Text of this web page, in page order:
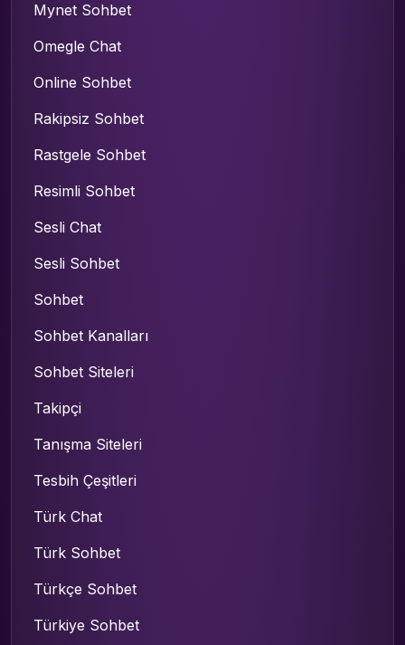
Mynet Sohbet
Omegle Chat
Online Sohbet
Rakipsiz Sohbet
Rastgele Sohbet
Resimli Sohbet
Sesli Chat
Sesli Sohbet
Sohbet
Sohbet Kanalları
Sohbet Siteleri
Takipçi
Tanışma Siteleri
Tesbih Çeşitleri
Türk Chat
Türk Sohbet
Türkçe Sohbet
Türkiye Sohbet